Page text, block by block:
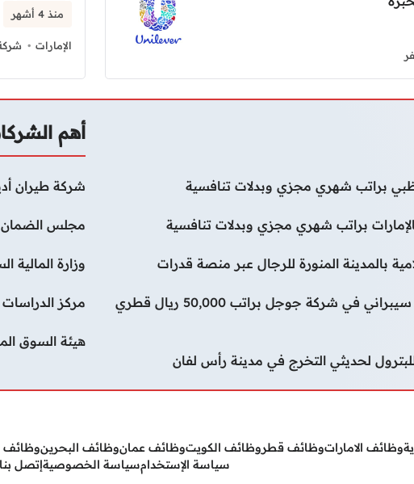
منذ 4 أشهر
الإمارات
براتب شهري مجزي وبدلات تنافسية
براتب شهري مجزي وبدلات تنافسية
بالمدينة المنورة للرجال عبر منصة قدرات
وظائف ماجستير أمن سيبراني في شركة جوجل براتب 50,000 ريال قطري
لحديثي التخرج في مدينة رأس لفان
أهم
شركة طيران
مجلس
وزارة المالية
مركز الدراسات
هيئة السوق
وظائف الاماراتوظائف قطروظائف الكويتوظائف عمانوظائف البحرينوظائف
سياسة الإستخدامسياسة الخصوصيةإتصل بنا